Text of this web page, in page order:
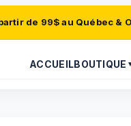
partir de 99$ au Québec
ACCUEILBOUTIQUE